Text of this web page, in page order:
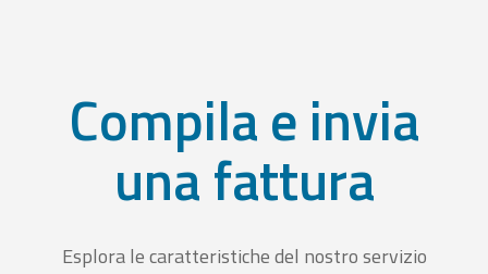
Compila e invia
una fattura
Esplora le caratteristiche del nostro servizio